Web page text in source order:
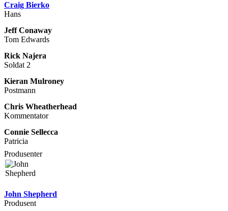
Craig Bierko
Hans
Jeff Conaway
Tom Edwards
Rick Najera
Soldat 2
Kieran Mulroney
Postmann
Chris Wheatherhead
Kommentator
Connie Sellecca
Patricia
Produsenter
John Shepherd
Produsent